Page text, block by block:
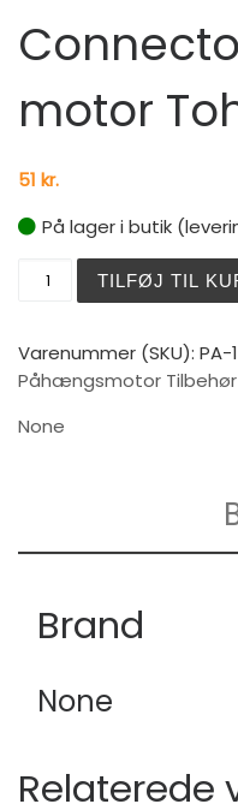
motor
51 kr.
På lager i butik
TILFØJ TIL
Varenummer (SKU): PA-
Påhængsmotor Tilbehør
None
Brand
None
Relaterede